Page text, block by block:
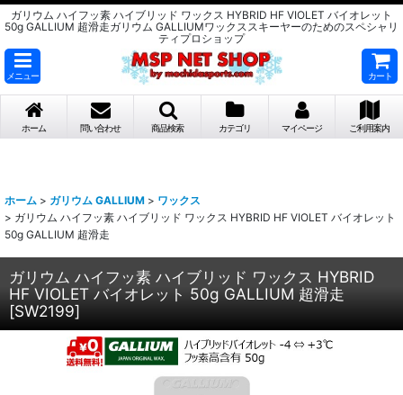
ガリウム ハイフッ素 ハイブリッド ワックス HYBRID HF VIOLET バイオレット
50g GALLIUM 超滑走ガリウム GALLIUMワックススキーヤーのためのスペシャリ
ティプロショップ
メニュー カート
ホーム 問い合わせ 商品検索 カテゴリ マイページ ご利用案内
ホーム > ガリウム GALLIUM > ワックス
> ガリウム ハイフッ素 ハイブリッド ワックス HYBRID HF VIOLET バイオレット
50g GALLIUM 超滑走
ガリウム ハイフッ素 ハイブリッド ワックス HYBRID
HF VIOLET バイオレット 50g GALLIUM 超滑走
[SW2199]